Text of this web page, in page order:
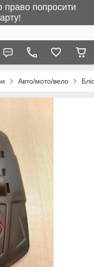
право попросити
Авто/мото/вело